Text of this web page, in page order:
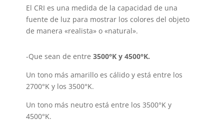
El CRI es una medida de la capacidad de una
fuente de luz para mostrar los colores del objeto
de manera «realista» o «natural».
-Que sean de entre 3500°K y 4500°K.
Un tono más amarillo es cálido y está entre los
2700°K y los 3500°K.
Un tono más neutro está entre los 3500°K y
4500°K.